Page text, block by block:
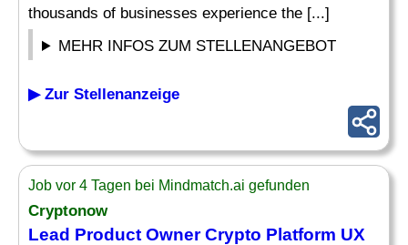
thousands of businesses experience the [...]
MEHR INFOS ZUM STELLENANGEBOT
▶ Zur Stellenanzeige
Job vor 4 Tagen bei Mindmatch.ai gefunden
Cryptonow
Lead Product Owner Crypto Platform UX